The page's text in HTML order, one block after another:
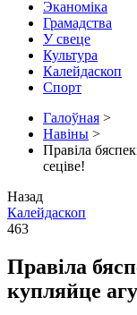
Эканоміка
Грамадства
У свеце
Культура
Калейдаскоп
Спорт
Галоўная >
Навіны >
Правіла
сеціве!
Назад
Калейдаскоп
463
Правіла
купляйце